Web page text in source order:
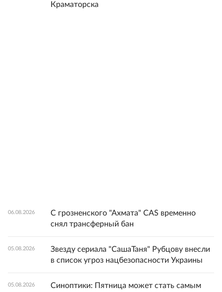
Краматорска
06.08.2026
С грозненского "Ахмата" CAS временно
снял трансферный бан
05.08.2026
Звезду сериала "СашаТаня" Рубцову внесли
в список угроз нацбезопасности Украины
05.08.2026
Синоптики: Пятница может стать самым